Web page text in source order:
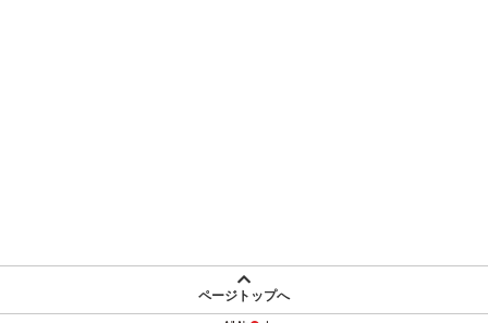
お申込みの際は 「商品情報」に記載されている「注意事項」を
必ずご確認ください。
ページトップへ